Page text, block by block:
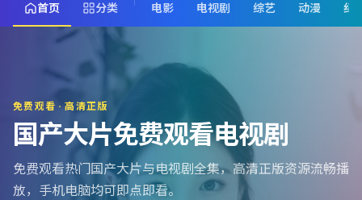
首页 分类 电影 电视剧 综艺 动漫 纪
免费观看 · 高清正版
国产大片免费观看电视剧
免费观看热门国产大片与电视剧全集，高清正版资源流畅播
放，手机电脑均可即点即看。